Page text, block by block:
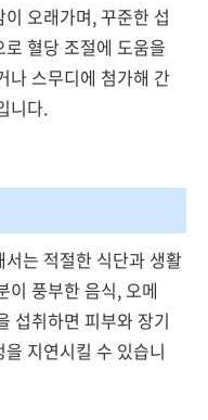
오래가며, 꾸준한 섭
혈당 조절에 도움을
나 스무디에 첨가해 간
니다.
는 적절한 식단과 생활
이 풍부한 음식, 오메
섭취하면 피부와 장기
지연시킬 수 있습니